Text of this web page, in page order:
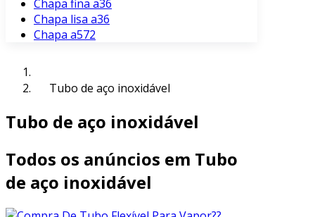
Chapa fina a36
Chapa lisa a36
Chapa a572
Tubo de aço inoxidável
Tubo de aço inoxidável
Todos os anúncios em Tubo
de aço inoxidável